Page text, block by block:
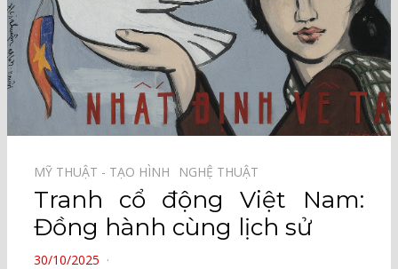
MỸ THUẬT - TẠO HÌNH⠀ NGHỆ THUẬT⠀
Tranh cổ động Việt Nam:
Đồng hành cùng lịch sử
POSTED
30/10/2025